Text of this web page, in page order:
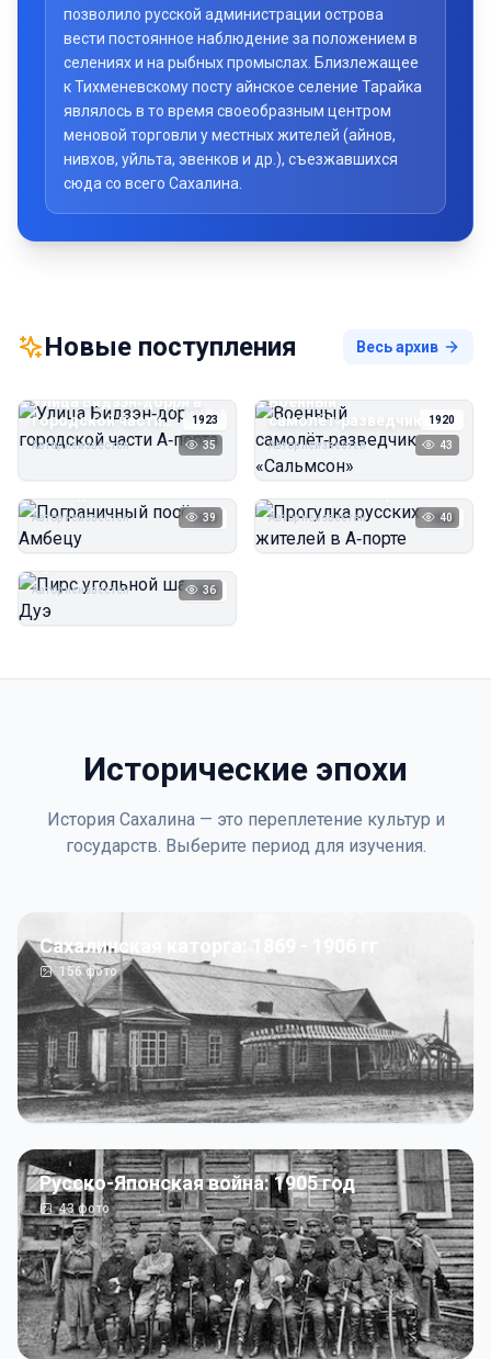
позволило русской администрации острова
вести постоянное наблюдение за положением в
селениях и на рыбных промыслах. Близлежащее
к Тихменевскому посту айнское селение Тарайка
являлось в то время своеобразным центром
меновой торговли у местных жителей (айнов,
нивхов, уйльта, эвенков и др.), съезжавшихся
сюда со всего Сахалина.
Новые поступления Весь архив
1923
Улица Бидзэн‑дорри в
городской части
А‑порта
Автор неизвестен 35
1920
Военный
самолёт‑разведчик
«Сальмсон»
Автор неизвестен 43
1923
Автор неизвестен 39 1923
Прогулка русских
Автор неизвестен 40
1923
Пирс угольной шахты
Автор неизвестен 36
Исторические эпохи
История Сахалина — это переплетение культур и
государств. Выберите период для изучения.
Сахалинская каторга: 1869 - 1906 гг
156фото
Русско-Японская война: 1905 год
43фото